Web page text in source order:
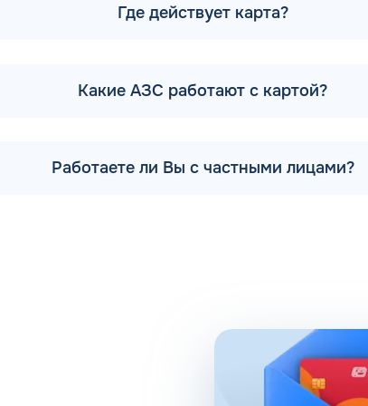
есть партнерские АЗС. Партнеры сегодня
который осуществляется в упрощенном
о расходах водителей на заправках поможет
выявить, если проанализировать доступную
если дела компании требуют экономии и
Где действует карта?
Какие АЗС работают с картой?
Работаете ли Вы с частными лицами?